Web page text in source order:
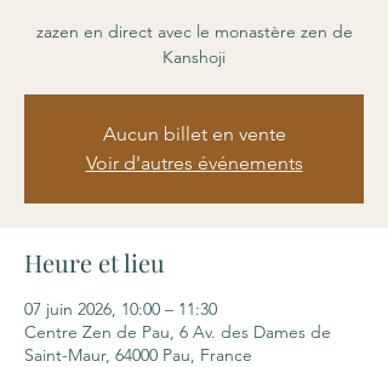
zazen en direct avec le monastère zen de
Kanshoji
Aucun billet en vente
Voir d'autres événements
Heure et lieu
07 juin 2026, 10:00 – 11:30
Centre Zen de Pau, 6 Av. des Dames de
Saint-Maur, 64000 Pau, France